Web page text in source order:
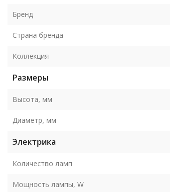
Бренд
Страна бренда
Коллекция
Размеры
Высота, мм
Диаметр, мм
Электрика
Количество ламп
Мощность лампы, W